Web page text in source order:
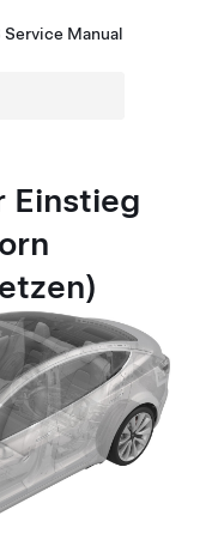
Manual
Einstieg